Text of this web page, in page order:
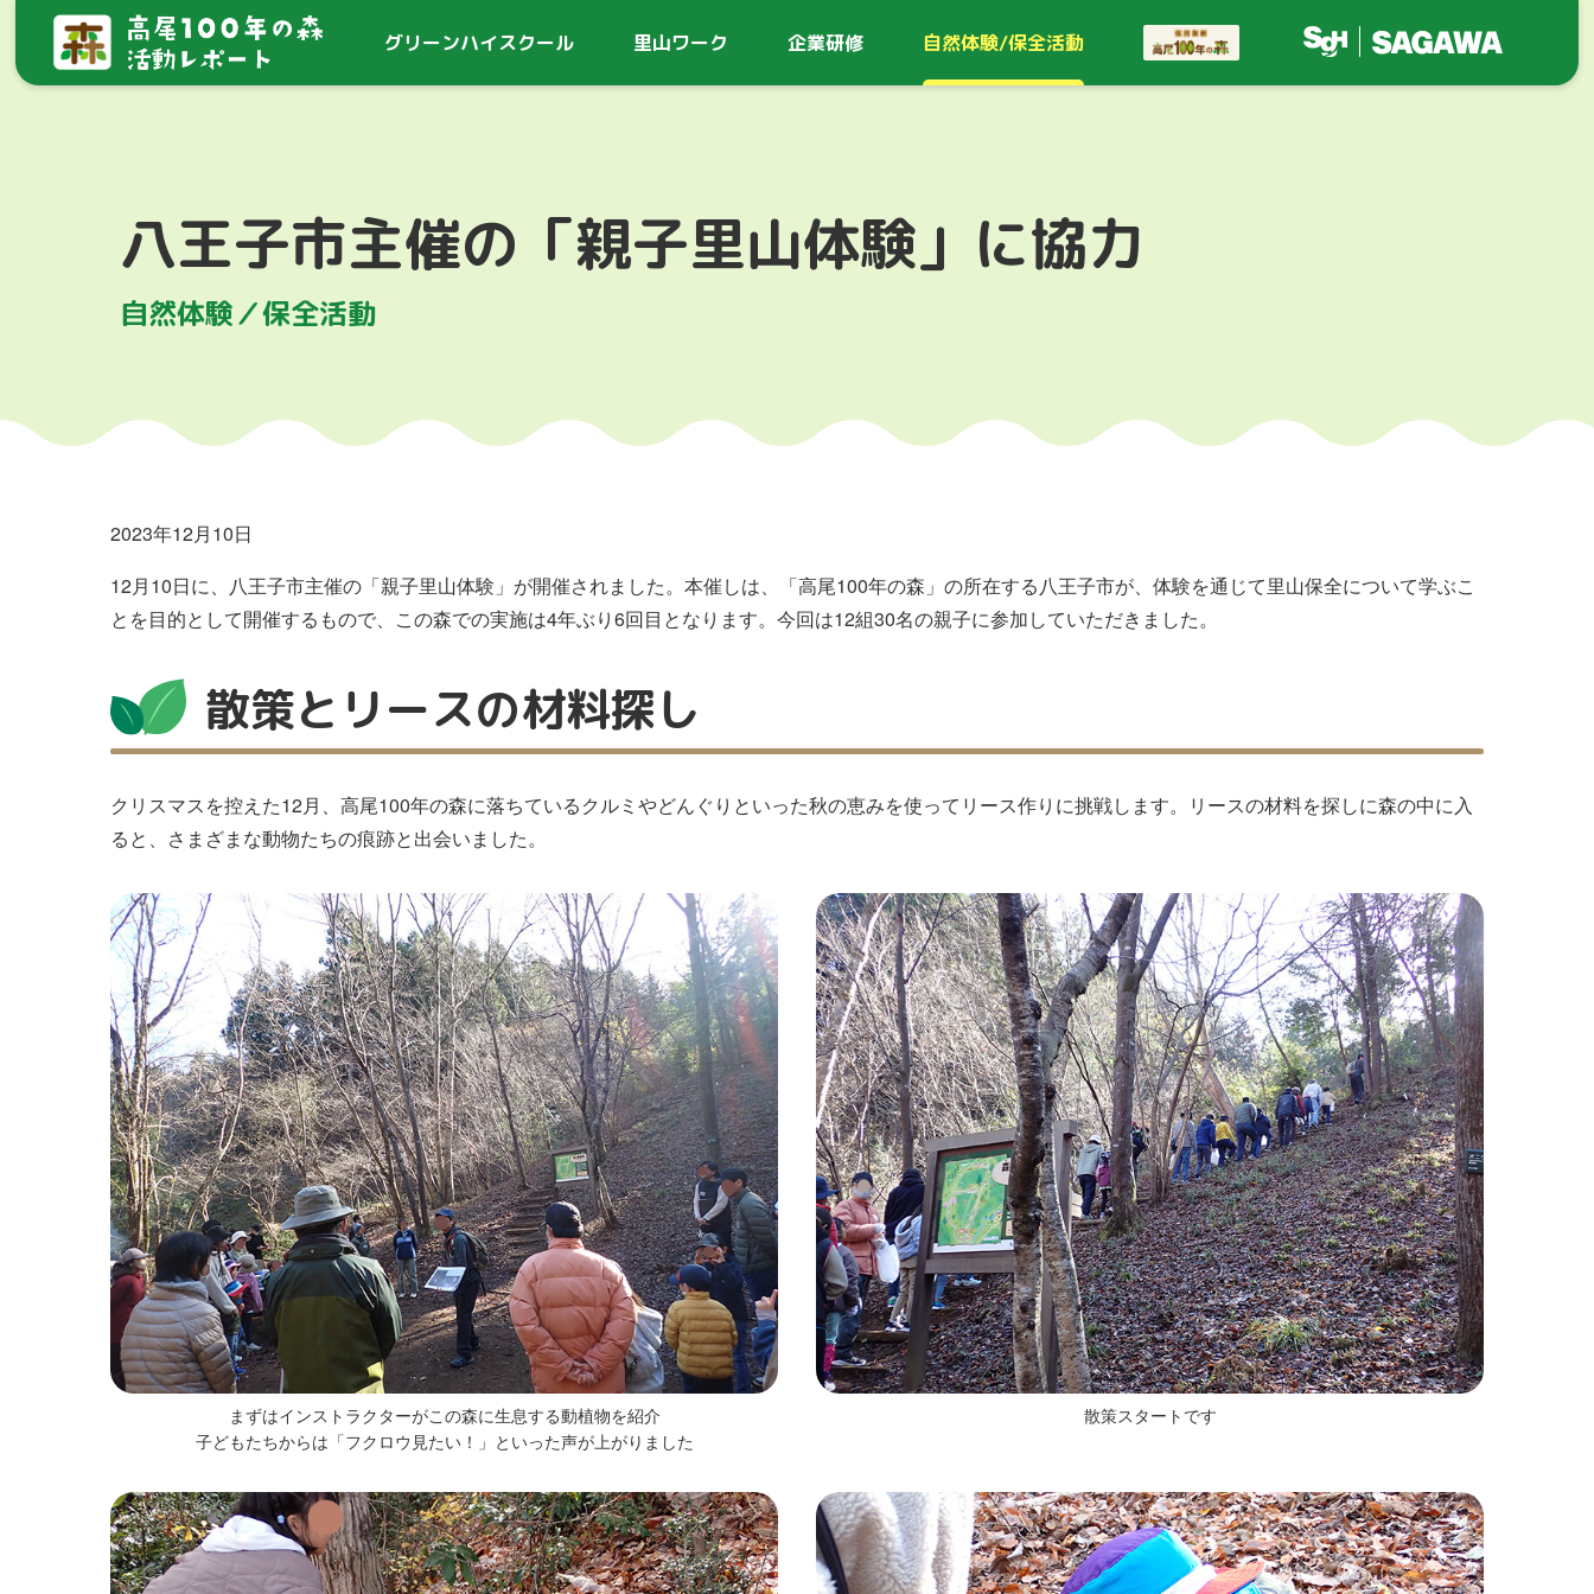
グリーンハイスクール 里山ワーク 企業研修 自然体験/保全活動
八王子市主催の「親子里山体験」に協力
自然体験／保全活動
2023年12月10日
12月10日に、八王子市主催の「親子里山体験」が開催されました。本催しは、「高尾100年の森」の所在する八王子市が、体験を通じて里山保全について学ぶこ
とを目的として開催するもので、この森での実施は4年ぶり6回目となります。今回は12組30名の親子に参加していただきました。
散策とリースの材料探し
クリスマスを控えた12月、高尾100年の森に落ちているクルミやどんぐりといった秋の恵みを使ってリース作りに挑戦します。リースの材料を探しに森の中に入
ると、さまざまな動物たちの痕跡と出会いました。
まずはインストラクターがこの森に生息する動植物を紹介
子どもたちからは「フクロウ見たい！」といった声が上がりました
散策スタートです